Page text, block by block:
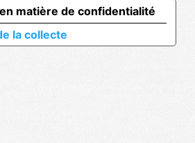
la collecte
matière de confidentialité